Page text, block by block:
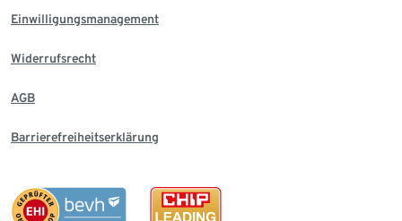
Einwilligungsmanagement
Widerrufsrecht
AGB
Barrierefreiheitserklärung